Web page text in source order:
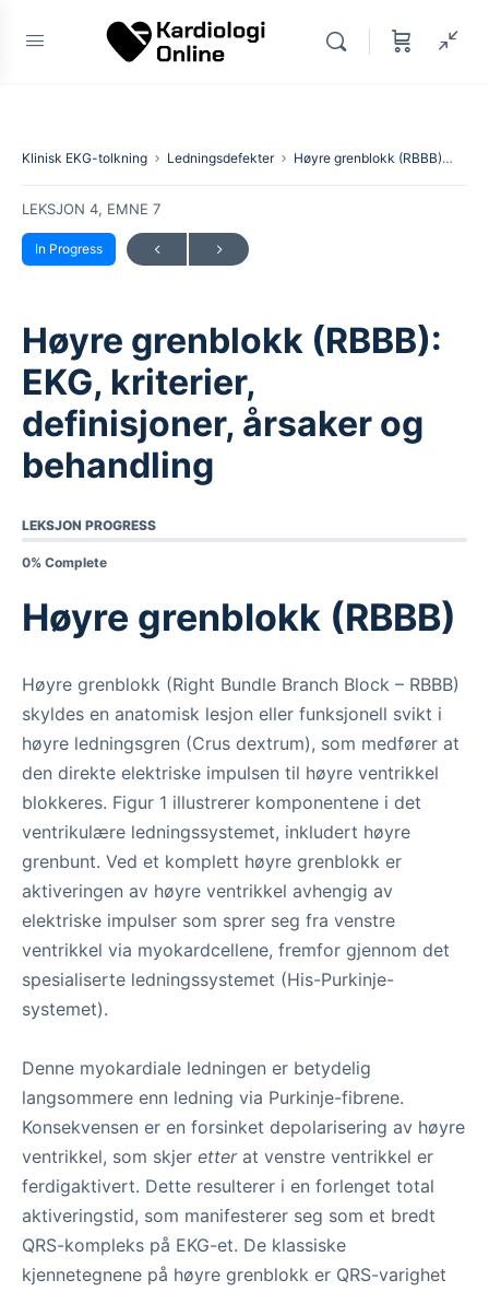
Klinisk EKG-tolkning Ledningsdefekter Høyre grenblokk (RBBB): EKG, kriterier, definisjoner, årsaker og behandling
LEKSJON 4, EMNE 7
In Progress
Høyre grenblokk (RBBB):
EKG, kriterier,
definisjoner, årsaker og
behandling
LEKSJON PROGRESS
0% Complete
Høyre grenblokk (RBBB)
Høyre grenblokk (Right Bundle Branch Block – RBBB)
skyldes en anatomisk lesjon eller funksjonell svikt i
høyre ledningsgren (Crus dextrum), som medfører at
den direkte elektriske impulsen til høyre ventrikkel
blokkeres. Figur 1 illustrerer komponentene i det
ventrikulære ledningssystemet, inkludert høyre
grenbunt. Ved et komplett høyre grenblokk er
aktiveringen av høyre ventrikkel avhengig av
elektriske impulser som sprer seg fra venstre
ventrikkel via myokardcellene, fremfor gjennom det
spesialiserte ledningssystemet (His-Purkinje-
systemet).
Denne myokardiale ledningen er betydelig
langsommere enn ledning via Purkinje-fibrene.
Konsekvensen er en forsinket depolarisering av høyre
ventrikkel, som skjer etterat venstre ventrikkel er
ferdigaktivert. Dette resulterer i en forlenget total
aktiveringstid, som manifesterer seg som et bredt
QRS-kompleks på EKG-et. De klassiske
kjennetegnene på høyre grenblokk er QRS-varighet